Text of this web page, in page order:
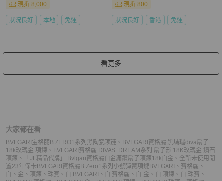
現折 8,000
狀況良好 本地 免運
現折 800
狀況良好 香港 免運
看更多
大家都在看
BVLGARI宝格丽B.ZERO1系列黑陶瓷项链 、 BVLGARI寶格麗 黑瑪瑙diva扇子
18k玫瑰金 項鍊 、 BVLGARI寶格麗 DIVAS’ DREAM系列 扇子形 18K玫瑰金 鑽石
項鍊 、 「JL精品代購」 Bvlgari寶格麗白金滿鑽扇子項鍊18k白金 、 全新未使用閒
置23年保卡BVLGARI寶格麗B.Zero1系列小號彈簧項鏈BVLGARI 、 寶格麗 、
白 、 金 、 項鍊 、 珠寶 、 白 BVLGARI 、 白 寶格麗 、 白 金 、 白 項鍊 、 白 珠寶 、